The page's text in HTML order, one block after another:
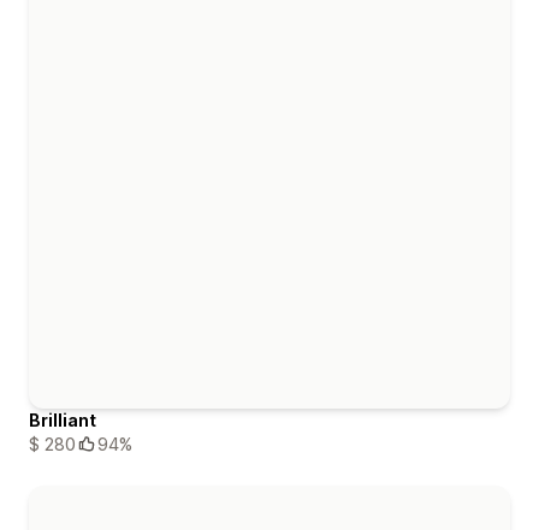
Brilliant
$ 280
94%